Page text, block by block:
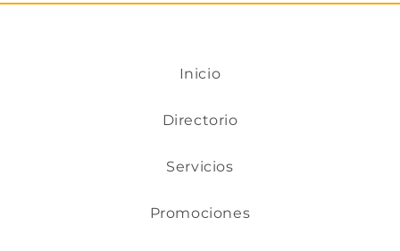
Inicio
Directorio
Servicios
Promociones